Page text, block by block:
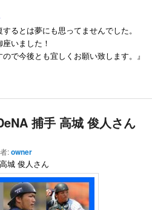
るとは夢にも思ってませんでした。
いました！
で今後とも宜しくお願い致します。』
捕手 高城 俊人さん
:owner
城 俊人さん